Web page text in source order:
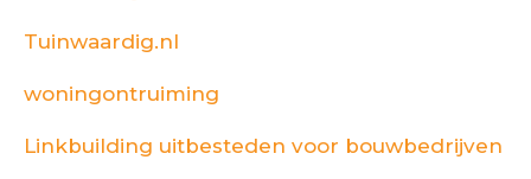
Tuinwaardig.nl
woningontruiming
Linkbuilding uitbesteden voor bouwbedrijven